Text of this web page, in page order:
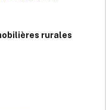
rurales